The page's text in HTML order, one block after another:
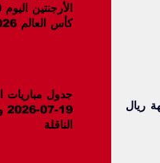
جدول مباريات
الناقلة